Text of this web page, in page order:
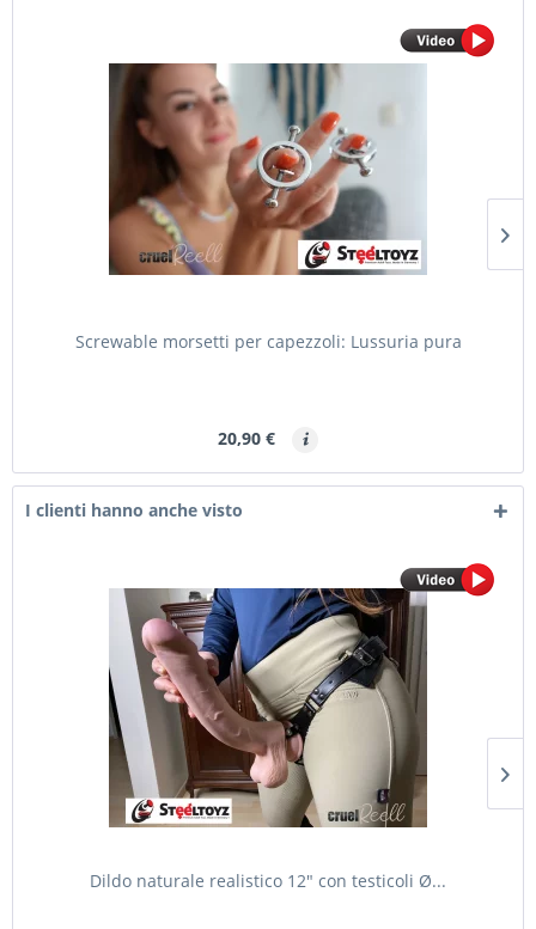
Screwable morsetti per capezzoli: Lussuria pura
20,90 €
I clienti hanno anche visto
Dildo naturale realistico 12" con testicoli Ø...